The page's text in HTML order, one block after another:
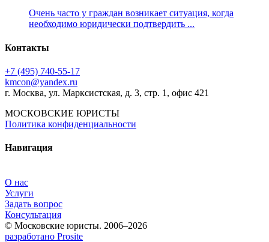
Очень часто у граждан возникает ситуация, когда
необходимо юридически подтвердить ...
Контакты
+7 (495) 740‑55‑17
kmcon@yandex.ru
г. Москва, ул. Марксистская, д. 3, стр. 1, офис 421
МОСКОВСКИЕ ЮРИСТЫ
Политика конфиденциальности
Навигация
О нас
Услуги
Задать вопрос
Консультация
© Московские юристы. 2006–2026
разработано Prosite